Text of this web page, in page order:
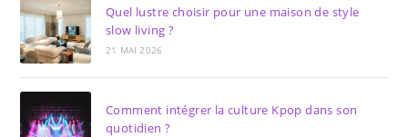
Quel lustre choisir pour une maison de style
slow living ?
21 MAI 2026
Comment intégrer la culture Kpop dans son
quotidien ?